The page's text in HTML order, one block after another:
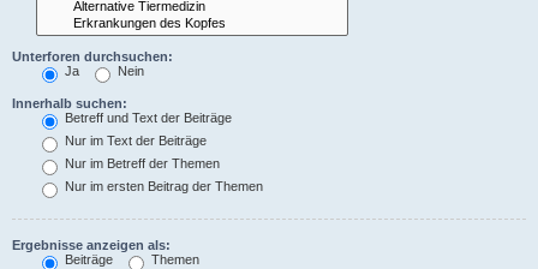
Unterforen durchsuchen:
Ja
Nein
Innerhalb suchen:
Betreff und Text der Beiträge
Nur im Text der Beiträge
Nur im Betreff der Themen
Nur im ersten Beitrag der Themen
Ergebnisse anzeigen als:
Beiträge
Themen